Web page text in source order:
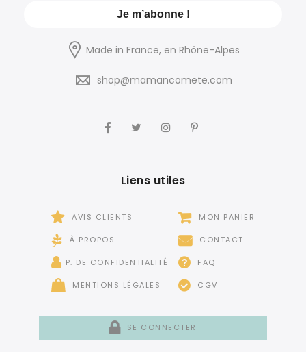
Made in France, en Rhône-Alpes
shop@mamancomete.com
Liens utiles
AVIS CLIENTS
À PROPOS
P. DE CONFIDENTIALITÉ
MENTIONS LÉGALES
MON PANIER
CONTACT
FAQ
CGV
SE CONNECTER